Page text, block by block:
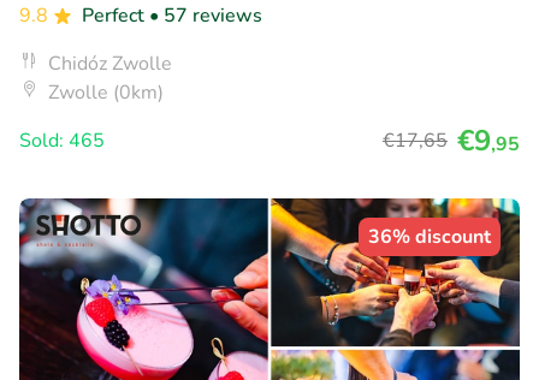
9.8
Perfect • 57 reviews
Chidóz Zwolle
Zwolle (0km)
Sold: 465
€17,65 €9,95
36% discount